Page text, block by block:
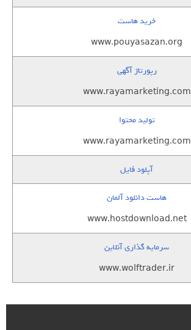
خرید هاست
www.pouyasazan.org
رپورتاژ آگهی
www.rayamarketing.com
تولید محتوا
www.rayamarketing.com
آپلود فایل
هاست دانلود آلمان
www.hostdownload.net
سرمایه گذاری آنلاین
www.wolftrader.ir